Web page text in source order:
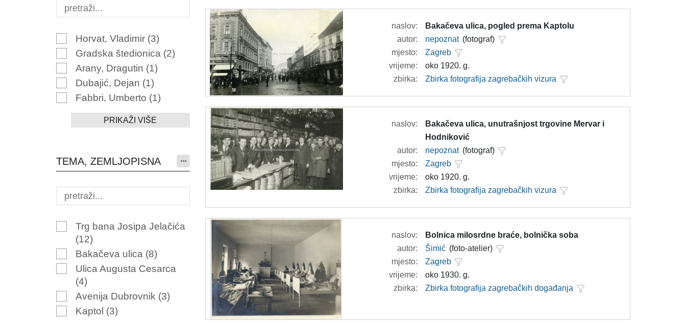
Horvat, Vladimir (3)
Gradska štedionica (2)
Arany, Dragutin (1)
Dubajić, Dejan (1)
Fabbri, Umberto (1)
PRIKAŽI VIŠE
TEMA, ZEMLJOPISNA
Trg bana Josipa Jelačića
(12)
Bakačeva ulica (8)
Ulica Augusta Cesarca
(4)
Avenija Dubrovnik (3)
Kaptol (3)
naslov:
Bakačeva ulica, pogled prema Kaptolu
autor:
nepoznat (fotograf)
mjesto:
Zagreb
vrijeme:
oko 1920. g.
zbirka:
Zbirka fotografija zagrebačkih vizura
naslov:
Bakačeva ulica, unutrašnjost trgovine Mervar i
Hodniković
autor:
nepoznat (fotograf)
mjesto:
Zagreb
vrijeme:
oko 1920. g.
zbirka:
Zbirka fotografija zagrebačkih vizura
naslov:
Bolnica milosrdne braće, bolnička soba
autor:
Šimić (foto-atelier)
mjesto:
Zagreb
vrijeme:
oko 1930. g.
zbirka:
Zbirka fotografija zagrebačkih događanja